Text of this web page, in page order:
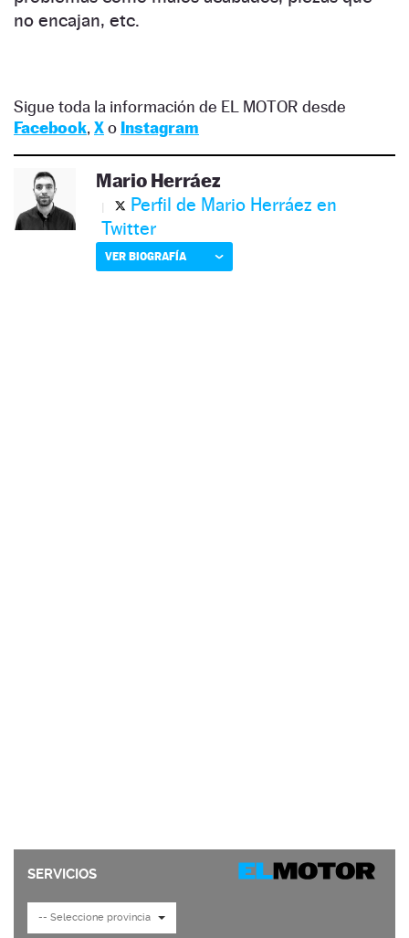
no encajan, etc.
Sigue toda la información de EL MOTOR desde
Facebook, Xo Instagram
Mario Herráez
Perfil de Mario Herráez en
Twitter
VER BIOGRAFÍA